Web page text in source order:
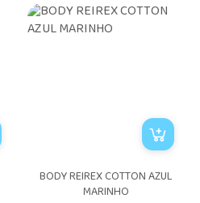
BODY REIREX COTTON AZUL
MARINHO